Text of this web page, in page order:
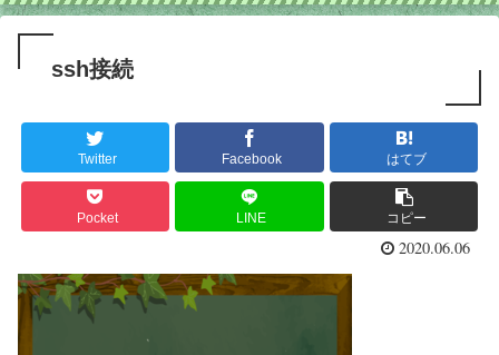
ssh接続
Twitter Facebook はてブ
Pocket LINE コピー
2020.06.06